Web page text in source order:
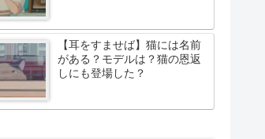
【耳をすませば】猫には名前
がある？モデルは？猫の恩返
しにも登場した？